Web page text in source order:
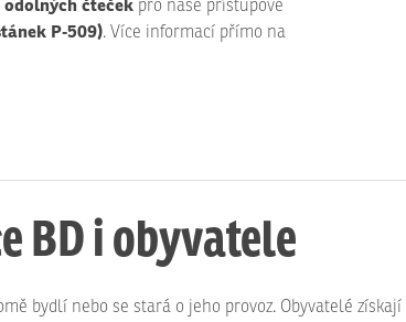
odolných čteček pro naše přístupové
P‑509). Více informací přímo na
BD i obyvatele
bydlí nebo se stará o jeho provoz. Obyvatelé získají